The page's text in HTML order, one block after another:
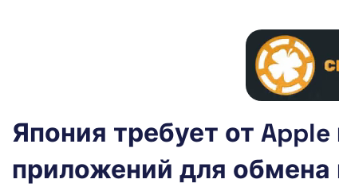
Япония требует от
приложений для